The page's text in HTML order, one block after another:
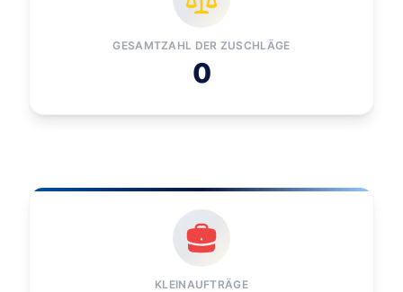
GESAMTZAHL DER ZUSCHLÄGE
0
KLEINAUFTRÄGE